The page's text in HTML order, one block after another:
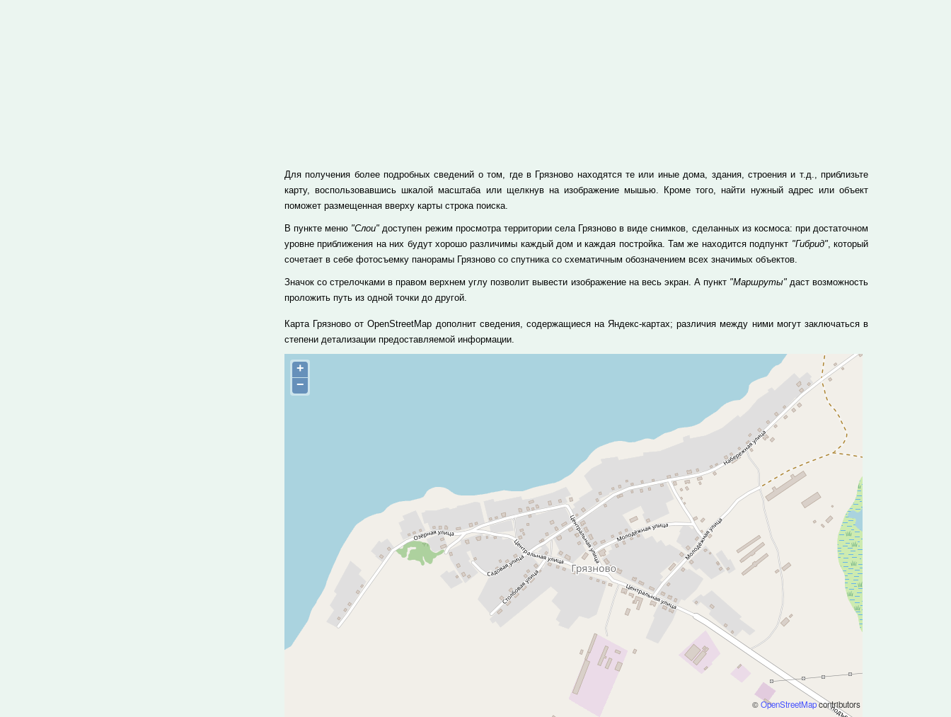
Для получения более подробных сведений о том, где в Грязново находятся те или иные дома, здания, строения и т.д., приблизьте
карту, воспользовавшись шкалой масштаба или щелкнув на изображение мышью. Кроме того, найти нужный адрес или объект
поможет размещенная вверху карты строка поиска.
В пункте меню "Слои" доступен режим просмотра территории села Грязново в виде снимков, сделанных из космоса: при достаточном
уровне приближения на них будут хорошо различимы каждый дом и каждая постройка. Там же находится подпункт "Гибрид", который
сочетает в себе фотосъемку панорамы Грязново со спутника со схематичным обозначением всех значимых объектов.
Значок со стрелочками в правом верхнем углу позволит вывести изображение на весь экран. А пункт "Маршруты"даст возможность
проложить путь из одной точки до другой.
Карта Грязново от OpenStreetMap дополнит сведения, содержащиеся на Яндекс-картах; различия между ними могут заключаться в
степени детализации предоставляемой информации.
+
−
©OpenStreetMapcontributors